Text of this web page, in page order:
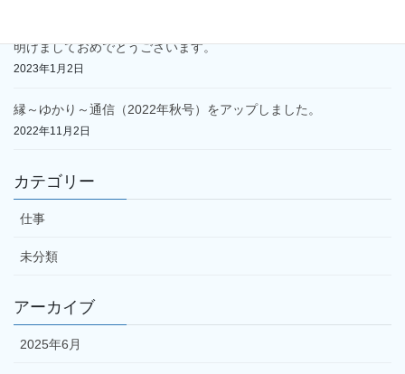
明けましておめでとうございます。
2023年1月2日
縁～ゆかり～通信（2022年秋号）をアップしました。
2022年11月2日
カテゴリー
仕事
未分類
アーカイブ
2025年6月